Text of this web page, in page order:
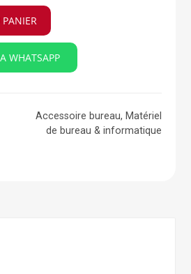
PANIER
WHATSAPP
Accessoire bureau, Matériel
de bureau & informatique